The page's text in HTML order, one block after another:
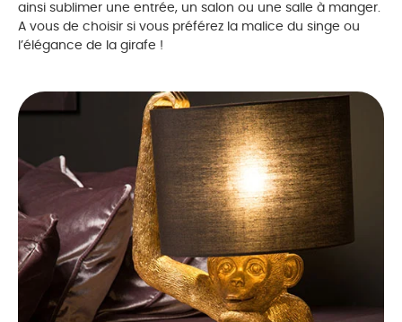
ainsi sublimer une entrée, un salon ou une salle à manger.
A vous de choisir si vous préférez la malice du singe ou
l’élégance de la girafe !